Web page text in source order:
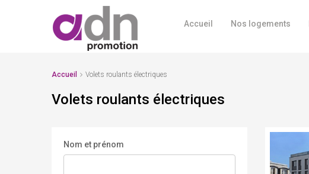
Accueil Nos logements
Accueil Volets roulants électriques
Volets roulants électriques
Nom et prénom